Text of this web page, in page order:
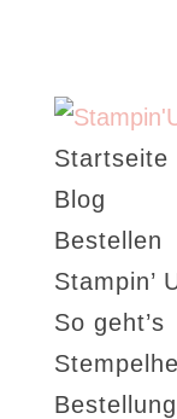
Startseite
Blog
Bestellen
Stampin’
So geht’s